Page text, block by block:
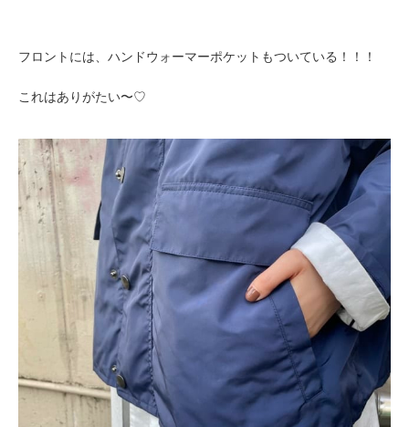
フロントには、ハンドウォーマーポケットもついている！！！
これはありがたい〜♡